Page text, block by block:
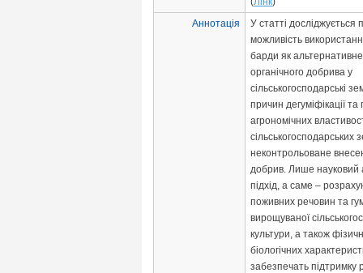
Аннотація
У статті
можливість
барди як
органічного добрива у
сільськогосподарські
причин дегуміфікації
агрономічних
сільськогосподарських
неконтрольоване
добрив. Лише науковий
підхід, а саме –
поживних речовин та
вирощуваної
культури, а також
біологічних
забезпечать підтримку